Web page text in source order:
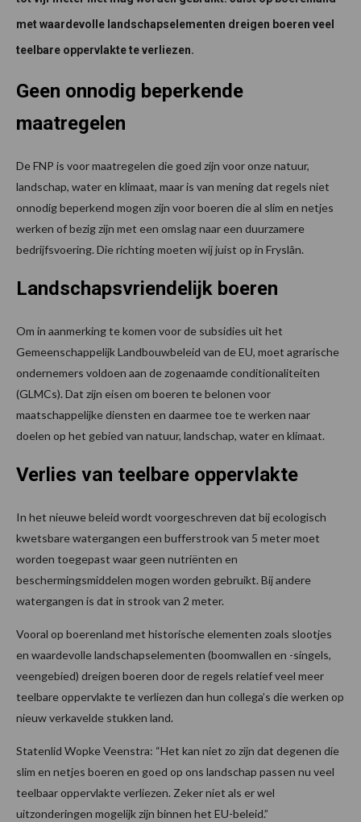
met waardevolle landschapselementen dreigen boeren veel
teelbare oppervlakte te verliezen.
Geen onnodig beperkende
maatregelen
De FNP is voor maatregelen die goed zijn voor onze natuur,
landschap, water en klimaat, maar is van mening dat regels niet
onnodig beperkend mogen zijn voor boeren die al slim en netjes
werken of bezig zijn met een omslag naar een duurzamere
bedrijfsvoering. Die richting moeten wij juist op in Fryslân.
Landschapsvriendelijk boeren
Om in aanmerking te komen voor de subsidies uit het
Gemeenschappelijk Landbouwbeleid van de EU, moet agrarische
ondernemers voldoen aan de zogenaamde conditionaliteiten
(GLMCs). Dat zijn eisen om boeren te belonen voor
maatschappelijke diensten en daarmee toe te werken naar
doelen op het gebied van natuur, landschap, water en klimaat.
Verlies van teelbare oppervlakte
In het nieuwe beleid wordt voorgeschreven dat bij ecologisch
kwetsbare watergangen een bufferstrook van 5 meter moet
worden toegepast waar geen nutriënten en
beschermingsmiddelen mogen worden gebruikt. Bij andere
watergangen is dat in strook van 2 meter.
Vooral op boerenland met historische elementen zoals slootjes
en waardevolle landschapselementen (boomwallen en -singels,
veengebied) dreigen boeren door de regels relatief veel meer
teelbare oppervlakte te verliezen dan hun collega’s die werken op
nieuw verkavelde stukken land.
Statenlid Wopke Veenstra: “Het kan niet zo zijn dat degenen die
slim en netjes boeren en goed op ons landschap passen nu veel
teelbaar oppervlakte verliezen. Zeker niet als er wel
uitzonderingen mogelijk zijn binnen het EU-beleid.”